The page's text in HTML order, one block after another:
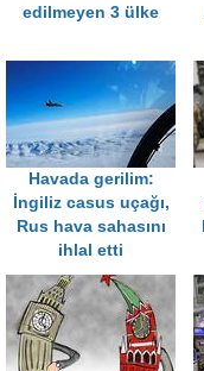
edilmeyen 3 ülke
Havada gerilim:
İngiliz casus uçağı,
Rus hava sahasını
ihlal etti